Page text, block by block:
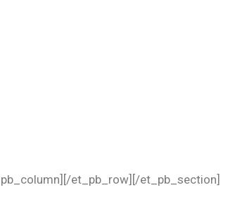
et_pb_row][/et_pb_section]